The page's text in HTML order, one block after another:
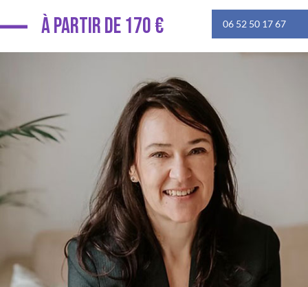
À PARTIR DE 170 € 06 52 50 17 67